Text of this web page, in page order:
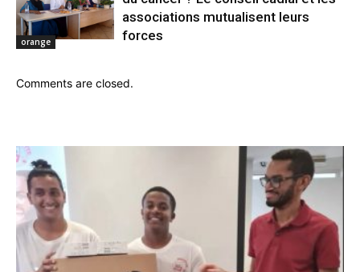
orange
associations mutualisent leurs
forces
Comments are closed.